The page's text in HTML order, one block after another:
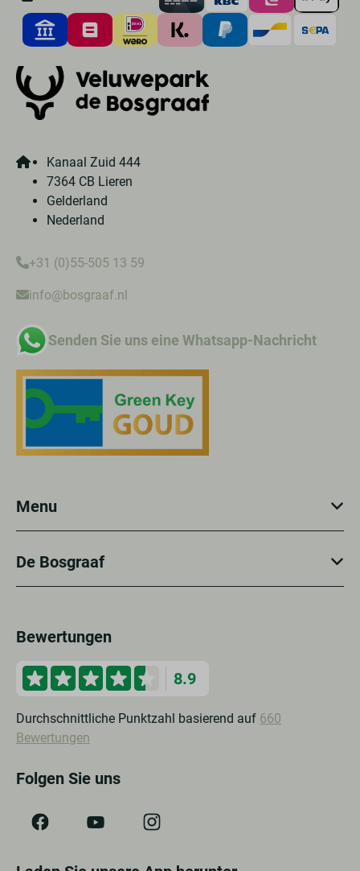
Kanaal Zuid 444
7364 CB Lieren
Gelderland
Nederland
+31 (0)55-505 13 59
info@bosgraaf.nl
Senden Sie uns eine Whatsapp-Nachricht
Menu
De Bosgraaf
Bewertungen
8.9
Durchschnittliche Punktzahl basierend auf 660
Bewertungen
Folgen Sie uns